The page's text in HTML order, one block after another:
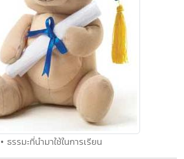
• ธรรมะที่นำมาใช้ในการเรียน